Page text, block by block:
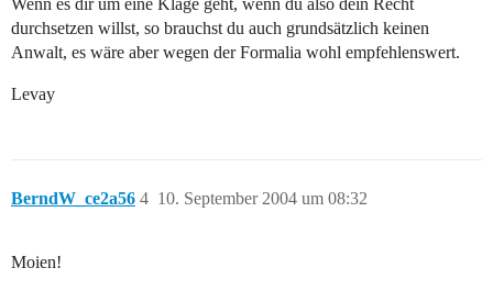
Wenn es dir um eine Klage geht, wenn du also dein Recht
durchsetzen willst, so brauchst du auch grundsätzlich keinen
Anwalt, es wäre aber wegen der Formalia wohl empfehlenswert.
Levay
BerndW_ce2a56 10. September 2004 um 08:32
4
Moien!